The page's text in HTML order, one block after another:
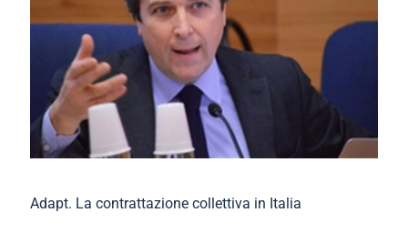
Adapt. La contrattazione collettiva in Italia